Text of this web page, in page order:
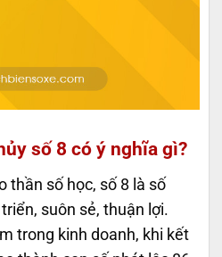
số 8 có ý nghĩa gì?
thần số học, số 8 là số
suôn sẻ, thuận lợi.
trong kinh doanh, khi kết